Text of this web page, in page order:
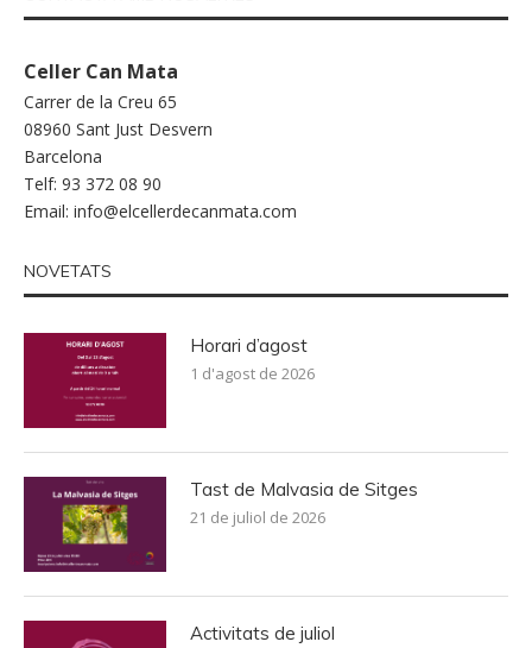
Celler Can Mata
Carrer de la Creu 65
08960 Sant Just Desvern
Barcelona
Telf: 93 372 08 90
Email: info@elcellerdecanmata.com
NOVETATS
Horari d’agost
1 d'agost de 2026
Tast de Malvasia de Sitges
21 de juliol de 2026
Activitats de juliol